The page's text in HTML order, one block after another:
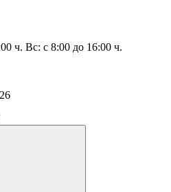
ч. Вс: с 8:00 до 16:00 ч.